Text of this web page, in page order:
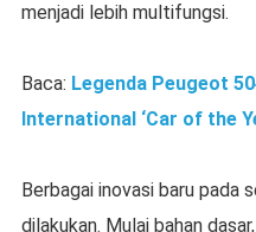
menjadi lebih multifungsi.
Baca: Legenda Peugeot
International ‘Car of the
Berbagai inovasi baru pada
dilakukan. Mulai bahan